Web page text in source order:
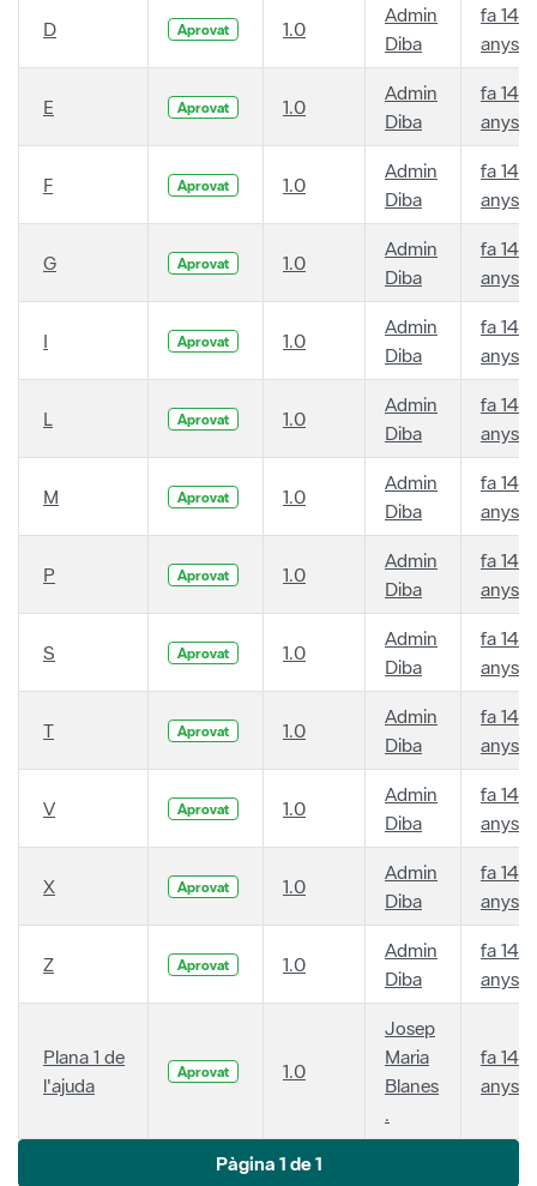
D Aprovat 1.0
Admin
Diba
fa 14
anys
E Aprovat 1.0
Admin
Diba
fa 14
anys
F Aprovat 1.0
Admin
Diba
fa 14
anys
G Aprovat 1.0
Admin
Diba
fa 14
anys
I Aprovat 1.0
Admin
Diba
fa 14
anys
L Aprovat 1.0
Admin
Diba
fa 14
anys
M Aprovat 1.0
Admin
Diba
fa 14
anys
P Aprovat 1.0
Admin
Diba
fa 14
anys
S Aprovat 1.0
Admin
Diba
fa 14
anys
T Aprovat 1.0
Admin
Diba
fa 14
anys
V Aprovat 1.0
Admin
Diba
fa 14
anys
X Aprovat 1.0
Admin
Diba
fa 14
anys
Z Aprovat 1.0
Admin
Diba
fa 14
anys
Plana 1 de
l'ajuda
Aprovat 1.0
Josep
Maria
Blanes
.
fa 14
anys
Pàgina 1 de 1